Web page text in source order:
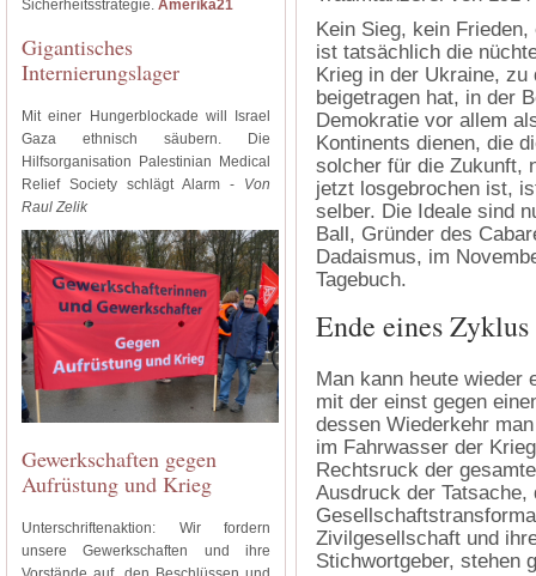
Sicherheitsstrategie. Amerika21
Gigantisches
Internierungslager
Mit einer Hungerblockade will Israel
Gaza ethnisch säubern. Die
Hilfsorganisation Palestinian Medical
Relief Society schlägt Alarm - Von
Raul Zelik
Gewerkschaften gegen
Aufrüstung und Krieg
Unterschriftenaktion: Wir fordern
unsere Gewerkschaften und ihre
Kein Sieg, kein
ist tatsächlich die
Krieg in der Ukraine, zu
beigetragen hat, in der
Demokratie vor allem
Kontinents dienen, die
solcher für die Zukunft,
jetzt losgebrochen ist,
selber. Die Ideale sind
Ball, Gründer des
Dadaismus, im
Tagebuch.
Ende eines Zyklus
Man kann heute wieder
mit der einst gegen
dessen Wiederkehr
im Fahrwasser der
Rechtsruck der
Ausdruck der
Zivilgesellschaft und
Stichwortgeber, stehen